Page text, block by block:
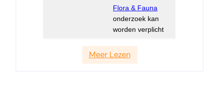
Flora & Fauna
onderzoek kan
worden verplicht
Meer Lezen